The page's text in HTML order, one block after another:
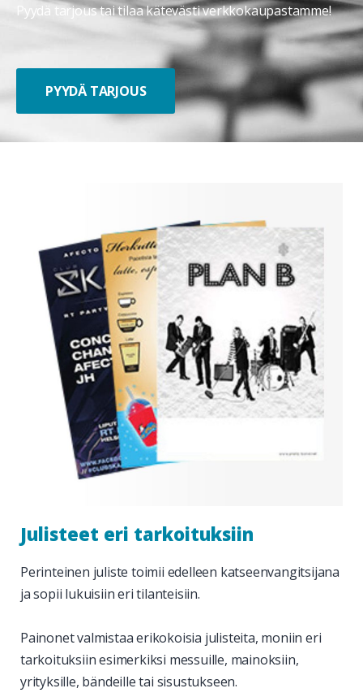
Pyydä tarjous tai tilaa kätevästi verkkokaupastamme!
PYYDÄ TARJOUS
Julisteet eri tarkoituksiin
Perinteinen juliste toimii edelleen katseenvangitsijana
ja sopii lukuisiin eri tilanteisiin.
Painonet valmistaa erikokoisia julisteita, moniin eri
tarkoituksiin esimerkiksi messuille, mainoksiin,
yrityksille, bändeille tai sisustukseen.